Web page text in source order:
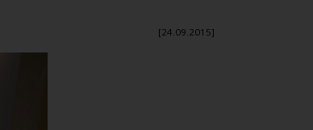
[24.09.2015]